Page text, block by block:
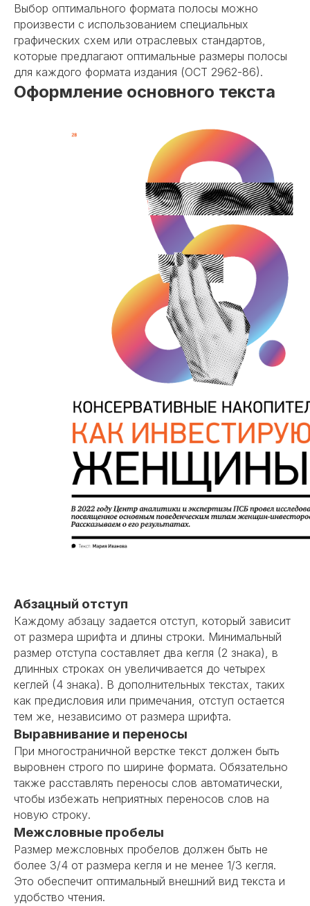
Выбор оптимального формата полосы можно
произвести с использованием специальных
графических схем или отраслевых стандартов,
которые предлагают оптимальные размеры полосы
для каждого формата издания (ОСТ 2962-86).
Оформление основного текста
Абзацный отступ
Каждому абзацу задается отступ, который зависит
от размера шрифта и длины строки. Минимальный
размер отступа составляет два кегля (2 знака), в
длинных строках он увеличивается до четырех
кеглей (4 знака). В дополнительных текстах, таких
как предисловия или примечания, отступ остается
тем же, независимо от размера шрифта.
Выравнивание и переносы
При многостраничной верстке текст должен быть
выровнен строго по ширине формата. Обязательно
также расставлять переносы слов автоматически,
чтобы избежать неприятных переносов слов на
новую строку.
Межсловные пробелы
Размер межсловных пробелов должен быть не
более 3/4 от размера кегля и не менее 1/3 кегля.
Это обеспечит оптимальный внешний вид текста и
удобство чтения.